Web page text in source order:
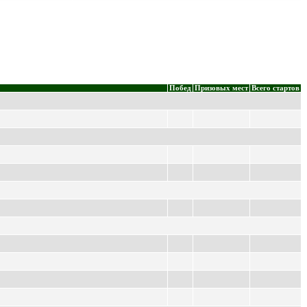
Побед Призовых мест Всего стартов